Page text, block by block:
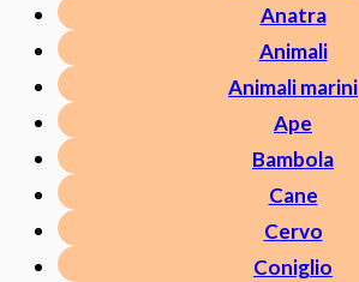
Anatra
Animali
Animali marini
Ape
Bambola
Cane
Cervo
Coniglio